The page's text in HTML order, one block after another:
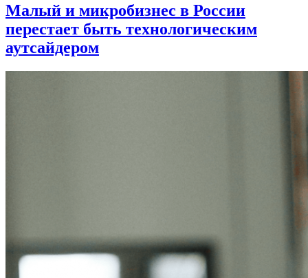
Малый и микробизнес в России
перестает быть технологическим
аутсайдером